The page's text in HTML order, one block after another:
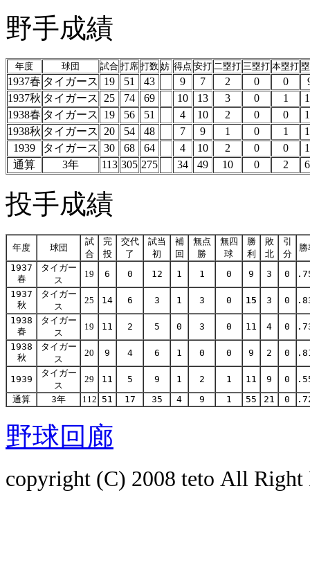
野手成績
年度 球団 試合 打席 打数 妨 得点 安打 二塁打 三塁打 本塁打
1937春 タイガース 19 51 43 9 7 2 0 0
1937秋 タイガース 25 74 69 10 13 3 0 1
1938春 タイガース 19 56 51 4 10 2 0 0
1938秋 タイガース 20 54 48 7 9 1 0 1
1939
タイガース 30 68 64 4 10 2 0 0
通算
3年 113 305 275 34 49 10 0 2
投手成績
年度 球団
試
合
完
投
交代
了
試当
初
補
回
無点
勝
無四
球
勝
利
敗
北
引
分
勝
1937
春
タイガー
ス
19 6 0 12 1 1 0 9 3 0
1937
秋
タイガー
ス
25 14 6 3 1 3 0 15 3 0
1938
春
タイガー
ス
19 11 2 5 0 3 0 11 4 0
1938
秋
タイガー
ス
20 9 4 6 1 0 0 9 2 0
1939
タイガー
ス
29 11 5 9 1 2 1 11 9 0
通算
3年 112 51 17 35 4 9 1 55 21 0
野球回廊
copyright (C) 2008 teto All Right